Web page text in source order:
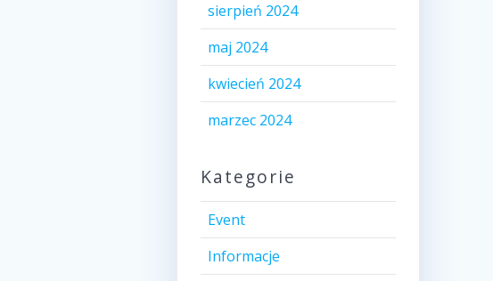
sierpień 2024
maj 2024
kwiecień 2024
marzec 2024
Kategorie
Event
Informacje